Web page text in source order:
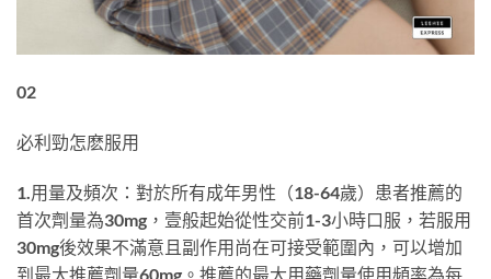
02
必利勁怎麽服用
1.用量及頻次：對於所有成年男性（18-64歲）患者推薦的
首次劑量為30mg，壹般起始從性交前1-3小時口服，若服用
30mg後效果不滿意且副作用尚在可接受範圍內，可以增加
到最大推薦劑量60mg。推薦的最大用藥劑量使用頻率為每